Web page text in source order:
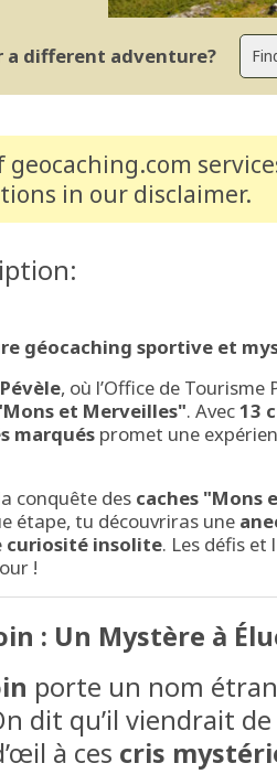
a different adventure?
geocaching.com
in our disclaimer.
géocaching sportive et
, où l’Office de Tourisme
et Merveilles". Avec13
marqués promet une
conquête des caches "Mons
étape, tu découvriras une
curiosité insolite. Les défis et
!
: Un Mystère à
porte un nom
dit qu’il viendrait de
à ces cris